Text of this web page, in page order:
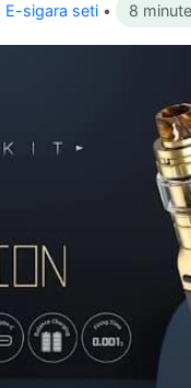
E-sigara seti • 8